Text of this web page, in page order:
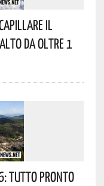
Il
Da Oltre 1
Tutto Pronto